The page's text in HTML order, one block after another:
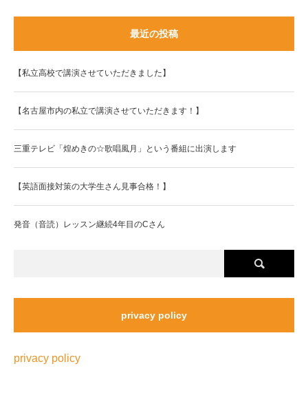
最近の投稿
【私立高校で講演させていただきました】
【名古屋市内の私立で講演させていただきます！】
三重テレビ「煌めきの☆歌唱風月」という番組に出演します
【英語面接対策の大学生さん見事合格！】
発音（音読）レッスン継続4年目のCさん
privacy policy
privacy policy